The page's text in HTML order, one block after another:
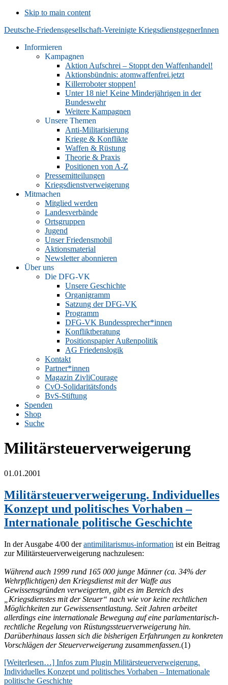
Skip to main content
Deutsche-Friedensgesellschaft-Vereinigte KriegsdienstgegnerInnen
Informieren
Kampagnen
Aktion Aufschrei – Stoppt den Waffenhandel!
Aktionsbündnis: atomwaffenfrei.jetzt
Killerroboter stoppen!
Unter 18 nie! Keine Minderjährigen in der
Bundeswehr
Weitere Kampagnen
Unsere Themen
Anti-Militarisierung
Kriege & Konflikte
Waffen & Rüstung
Theorie & Praxis
Positionen von A-Z
Pressemitteilungen
Kriegsdienstverweigerung
Mitmachen
Mitglied werden
Landesverbände
Ortsgruppen
Jugend
Unser Friedensmobil
Aktionsmaterial
Newsletter abonnieren
Über uns
Die DFG-VK
Unsere Geschichte
Organigramm
Satzung der DFG-VK
Programm
DFG-VK Bundessprecher*innen
Konfliktberatung
Positionspapier Außenpolitik
AG Friedenslogik
Kontakt
Partner*innen
Magazin ZivliCourage
CvO-Solidaritätsfonds
BvS-Stiftung
Spenden
Shop
Suche
Militärsteuerverweigerung
01.01.2001
Militärsteuerverweigerung. Individuelles
Konzept und politisches Vorhaben –
Internationale politische Geschichte
In der Ausgabe 4/00 derantimilitarismus-information ist ein Beitrag
zur Militärsteuerverweigerung nachzulesen:
Während auch 1999 rund 165 000 junge Männer (ca. 34% der
Wehrpflichtigen) den Kriegsdienst mit der Waffe aus
Gewissensgründen verweigerten, gibt es im Bereich des
„Kriegsdienstes mit der Steuer“ nach wie vor keine rechtlichen
Möglichkeiten zur Gewissensentlastung. Seit Jahren arbeitet
allerdings eine internationale Bewegung auf eine parlamentarisch-
rechtliche Regelung von Rüstungssteuerverweigerung hin.
Darüberhinaus lassen sich die bisherigen Erfahrungen zu konkreten
Vorschlägen der Steuerverweigerung zusammenfassen.(1)
[Weiterlesen…] Infos zum Plugin Militärsteuerverweigerung.
Individuelles Konzept und politisches Vorhaben – Internationale
politische Geschichte